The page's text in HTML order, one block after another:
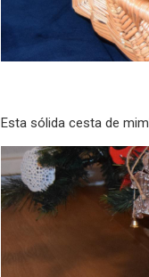
Esta sólida cesta de